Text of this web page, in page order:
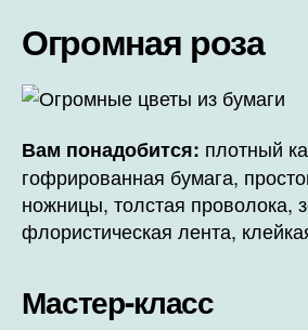
Огромная роза
Вам понадобится: плотный
гофрированная бумага,
ножницы, толстая проволока,
флористическая лента,
Мастер-класс